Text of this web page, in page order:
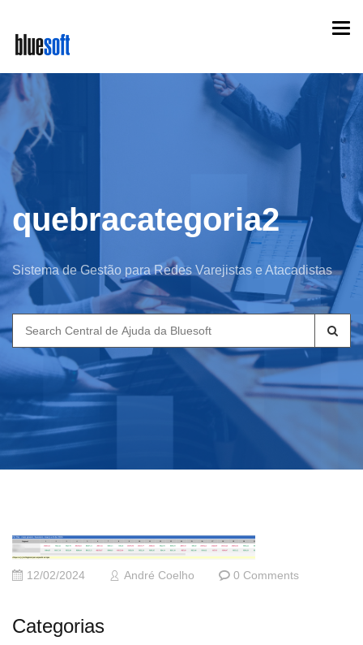
main
content
quebracategoria2
Sistema de Gestão para Redes Varejistas e Atacadistas
Search
for:
12/02/2024 André Coelho 0 Comments
Categorias